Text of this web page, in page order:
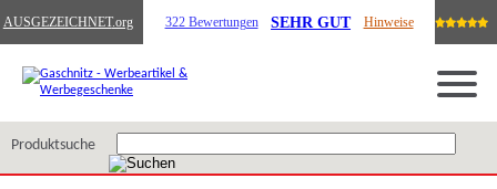
AUSGEZEICHNET.org 322 Bewertungen SEHR GUT Hinweise
Produktsuche